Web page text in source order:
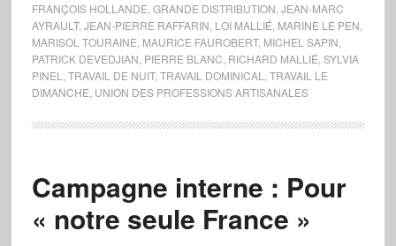
FRANÇOIS HOLLANDE GRANDE DISTRIBUTION JEAN-MARC
AYRAULT, JEAN-PIERRE RAFFARIN LOI MALLIÉ MARINE LE PEN
MARISOL TOURAINE MAURICE FAUROBERT, MICHEL SAPIN
PATRICK DEVEDJIAN PIERRE BLANC RICHARD MALLIÉ SYLVIA
PINEL
TRAVAIL DE NUIT, TRAVAIL DOMINICAL
TRAVAIL LE
DIMANCHE UNION DES PROFESSIONS ARTISANALES
Campagne interne : Pour
« notre seule France »